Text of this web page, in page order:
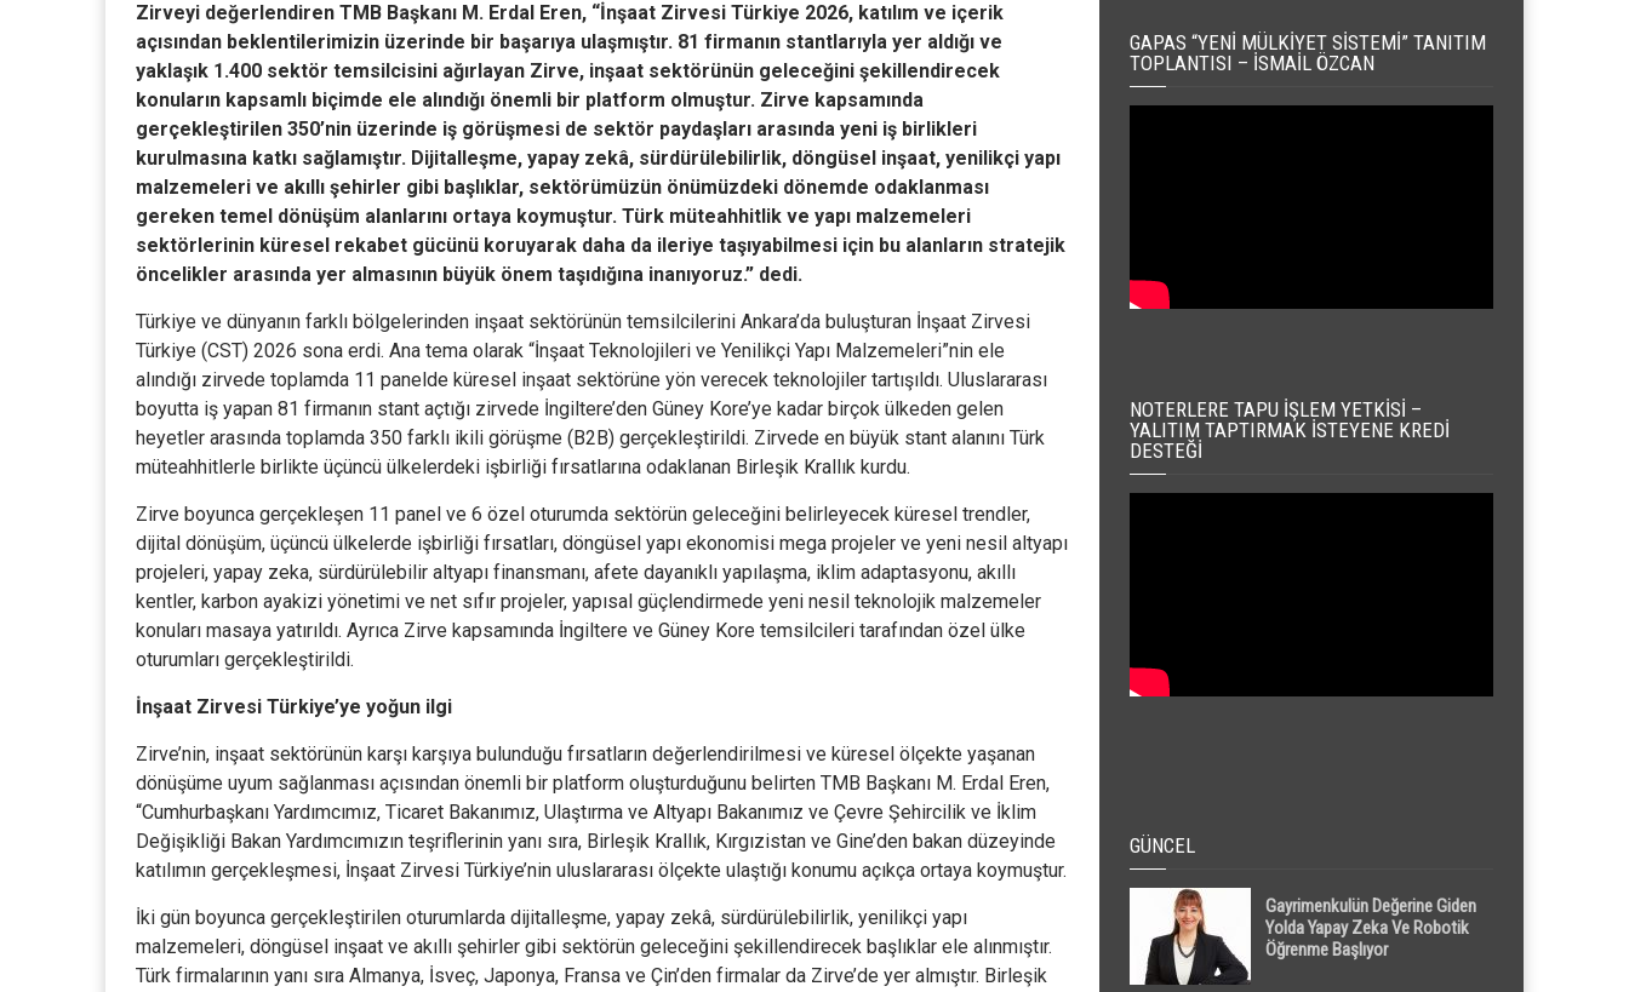
Zirveyi değerlendiren TMB Başkanı M. Erdal Eren, “İnşaat Zirvesi Türkiye 2026, katılım ve içerik
açısından beklentilerimizin üzerinde bir başarıya ulaşmıştır. 81 firmanın stantlarıyla yer aldığı ve
yaklaşık 1.400 sektör temsilcisini ağırlayan Zirve, inşaat sektörünün geleceğini şekillendirecek
konuların kapsamlı biçimde ele alındığı önemli bir platform olmuştur. Zirve kapsamında
gerçekleştirilen 350’nin üzerinde iş görüşmesi de sektör paydaşları arasında yeni iş birlikleri
kurulmasına katkı sağlamıştır. Dijitalleşme, yapay zekâ, sürdürülebilirlik, döngüsel inşaat, yenilikçi yapı
malzemeleri ve akıllı şehirler gibi başlıklar, sektörümüzün önümüzdeki dönemde odaklanması
gereken temel dönüşüm alanlarını ortaya koymuştur. Türk müteahhitlik ve yapı malzemeleri
sektörlerinin küresel rekabet gücünü koruyarak daha da ileriye taşıyabilmesi için bu alanların stratejik
öncelikler arasında yer almasının büyük önem taşıdığına inanıyoruz.” dedi.
Türkiye ve dünyanın farklı bölgelerinden inşaat sektörünün temsilcilerini Ankara’da buluşturan İnşaat Zirvesi
Türkiye (CST) 2026 sona erdi. Ana tema olarak “İnşaat Teknolojileri ve Yenilikçi Yapı Malzemeleri”nin ele
alındığı zirvede toplamda 11 panelde küresel inşaat sektörüne yön verecek teknolojiler tartışıldı. Uluslararası
boyutta iş yapan 81 firmanın stant açtığı zirvede İngiltere’den Güney Kore’ye kadar birçok ülkeden gelen
heyetler arasında toplamda 350 farklı ikili görüşme (B2B) gerçekleştirildi. Zirvede en büyük stant alanını Türk
müteahhitlerle birlikte üçüncü ülkelerdeki işbirliği fırsatlarına odaklanan Birleşik Krallık kurdu.
Zirve boyunca gerçekleşen 11 panel ve 6 özel oturumda sektörün geleceğini belirleyecek küresel trendler,
dijital dönüşüm, üçüncü ülkelerde işbirliği fırsatları, döngüsel yapı ekonomisi mega projeler ve yeni nesil altyapı
projeleri, yapay zeka, sürdürülebilir altyapı finansmanı, afete dayanıklı yapılaşma, iklim adaptasyonu, akıllı
kentler, karbon ayakizi yönetimi ve net sıfır projeler, yapısal güçlendirmede yeni nesil teknolojik malzemeler
konuları masaya yatırıldı. Ayrıca Zirve kapsamında İngiltere ve Güney Kore temsilcileri tarafından özel ülke
oturumları gerçekleştirildi.
İnşaat Zirvesi Türkiye’ye yoğun ilgi
Zirve’nin, inşaat sektörünün karşı karşıya bulunduğu fırsatların değerlendirilmesi ve küresel ölçekte yaşanan
dönüşüme uyum sağlanması açısından önemli bir platform oluşturduğunu belirten TMB Başkanı M. Erdal Eren,
“Cumhurbaşkanı Yardımcımız, Ticaret Bakanımız, Ulaştırma ve Altyapı Bakanımız ve Çevre Şehircilik ve İklim
Değişikliği Bakan Yardımcımızın teşriflerinin yanı sıra, Birleşik Krallık, Kırgızistan ve Gine’den bakan düzeyinde
katılımın gerçekleşmesi, İnşaat Zirvesi Türkiye’nin uluslararası ölçekte ulaştığı konumu açıkça ortaya koymuştur.
İki gün boyunca gerçekleştirilen oturumlarda dijitalleşme, yapay zekâ, sürdürülebilirlik, yenilikçi yapı
malzemeleri, döngüsel inşaat ve akıllı şehirler gibi sektörün geleceğini şekillendirecek başlıklar ele alınmıştır.
Türk firmalarının yanı sıra Almanya, İsveç, Japonya, Fransa ve Çin’den firmalar da Zirve’de yer almıştır. Birleşik
GAPAS “YENI MÜLKIYET SISTEMI” TANITIM
TOPLANTISI – İSMAIL ÖZCAN
NOTERLERE TAPU İŞLEM YETKISI –
YALITIM TAPTIRMAK İSTEYENE KREDI
DESTEĞI
GÜNCEL
Gayrimenkulün Değerine Giden
Yolda Yapay Zeka Ve Robotik
Öğrenme Başlıyor